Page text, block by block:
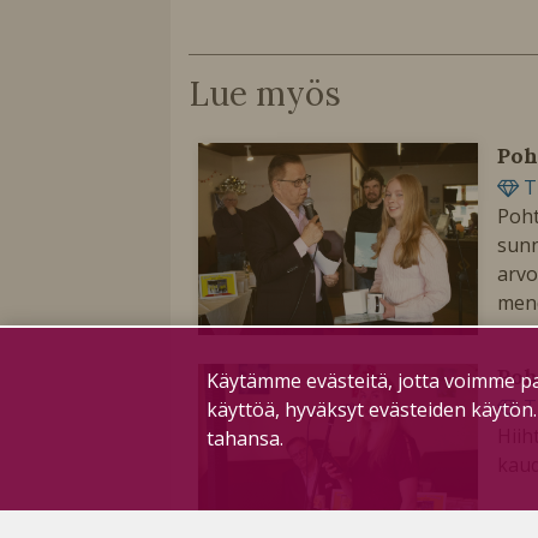
Lue myös
Käytämme evästeitä, jotta voimme
käyttöä, hyväksyt evästeiden
tahansa.